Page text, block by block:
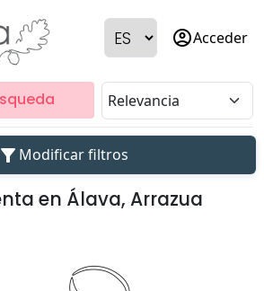
account_circleAcceder
filter_alt Modificar filtros
en Álava, Arrazua